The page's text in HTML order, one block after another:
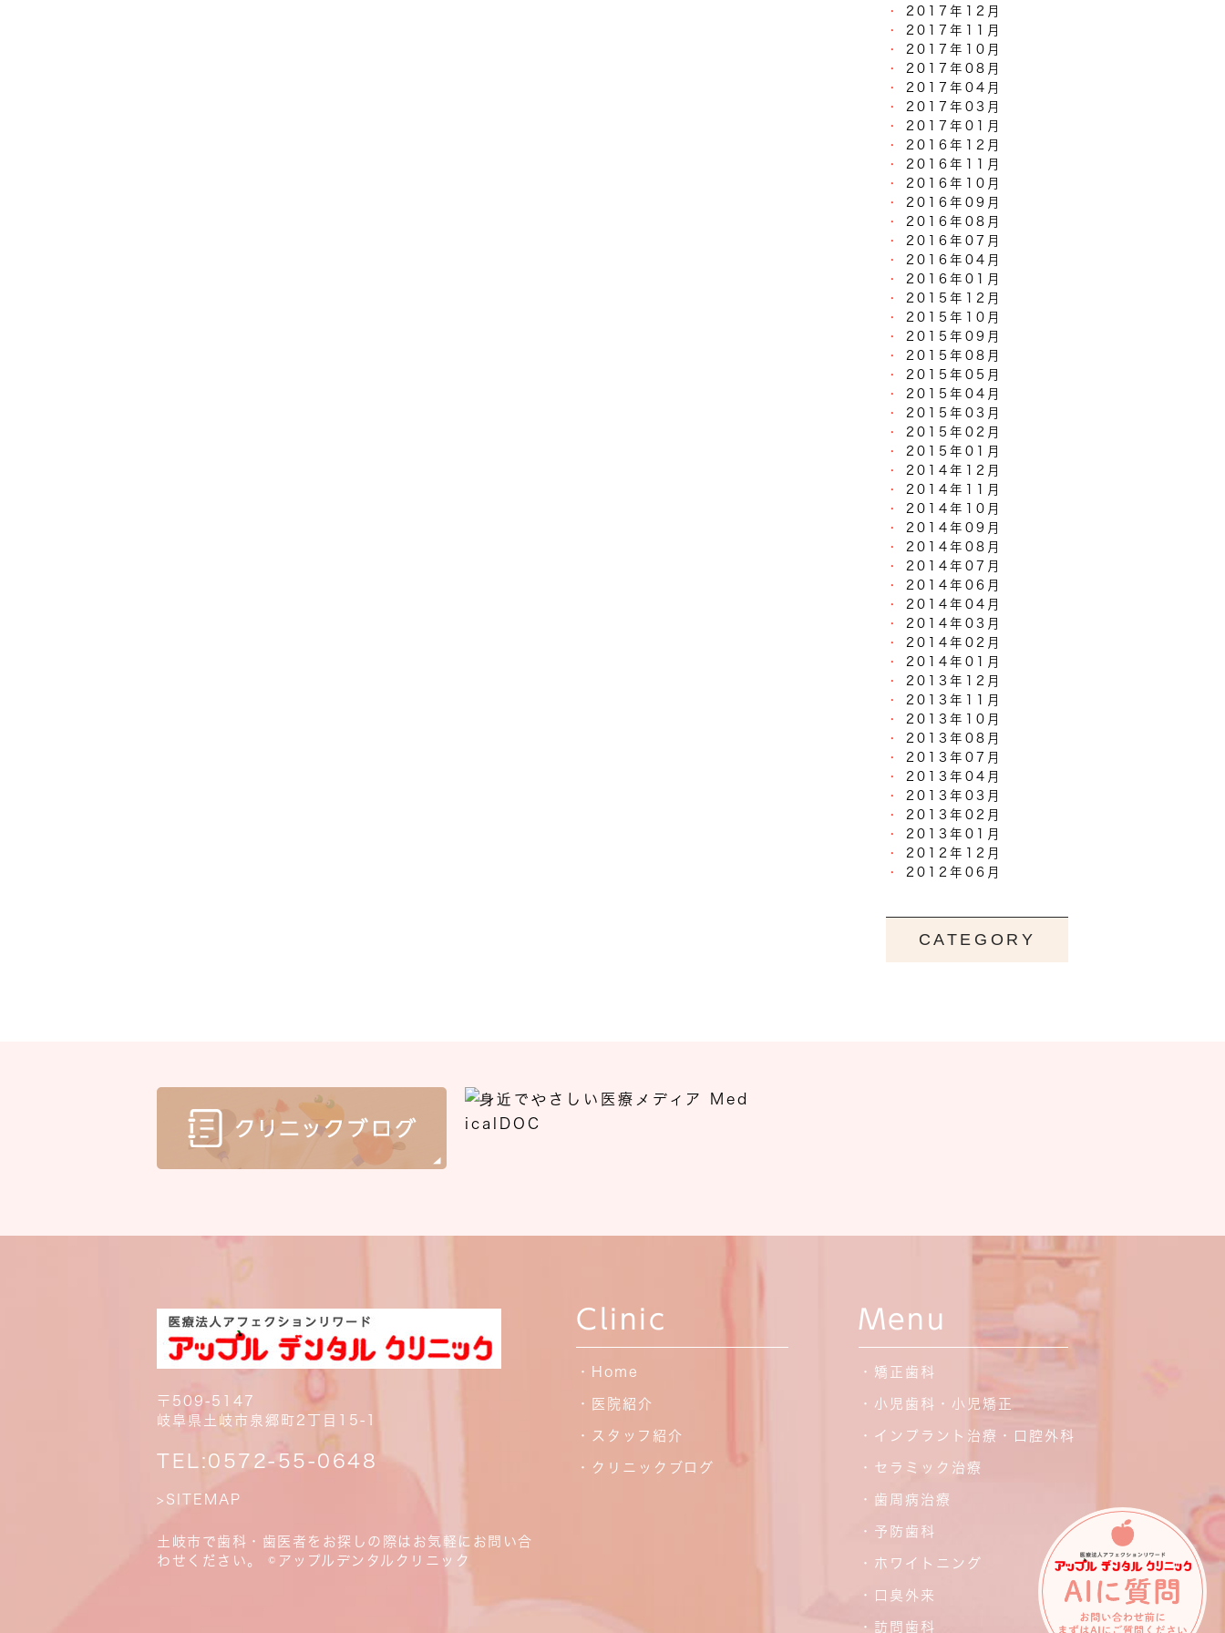
2017年12月
2017年11月
2017年10月
2017年08月
2017年04月
2017年03月
2017年01月
2016年12月
2016年11月
2016年10月
2016年09月
2016年08月
2016年07月
2016年04月
2016年01月
2015年12月
2015年10月
2015年09月
2015年08月
2015年05月
2015年04月
2015年03月
2015年02月
2015年01月
2014年12月
2014年11月
2014年10月
2014年09月
2014年08月
2014年07月
2014年06月
2014年04月
2014年03月
2014年02月
2014年01月
2013年12月
2013年11月
2013年10月
2013年08月
2013年07月
2013年04月
2013年03月
2013年02月
2013年01月
2012年12月
2012年06月
CATEGORY
〒509-5147
岐阜県土岐市泉郷町2丁目15-1
TEL:0572-55-0648
>SITEMAP
土岐市で歯科・歯医者をお探しの際はお気軽にお問い合
わせください。 ©アップルデンタルクリニック
Clinic
・Home
・医院紹介
・スタッフ紹介
・クリニックブログ
Menu
・矯正歯科
・小児歯科・小児矯正
・インプラント治療・口腔外科
・セラミック治療
・歯周病治療
・予防歯科
・ホワイトニング
・口臭外来
・訪問歯科